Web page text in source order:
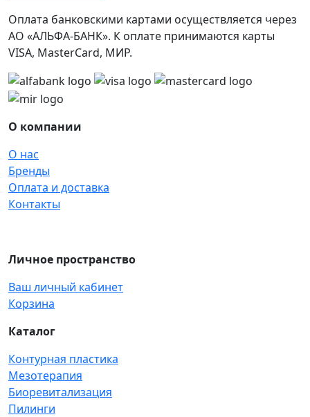
Оплата банковскими картами осуществляется через
АО «АЛЬФА-БАНК». К оплате принимаются карты
VISA, MasterCard, МИР.
О компании
О нас
Бренды
Оплата и доставка
Контакты
Личное пространство
Ваш личный кабинет
Корзина
Каталог
Контурная пластика
Мезотерапия
Биоревитализация
Пилинги